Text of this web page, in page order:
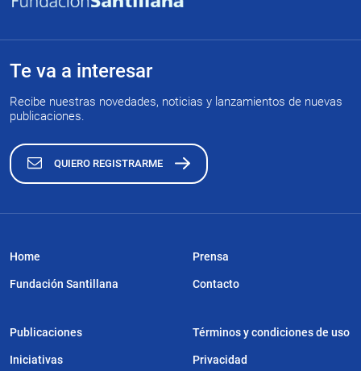
Te va a interesar
Recibe nuestras novedades, noticias y lanzamientos de nuevas
publicaciones.
QUIERO REGISTRARME
Home
Fundación Santillana
Publicaciones
Iniciativas
Prensa
Contacto
Términos y condiciones de uso
Privacidad